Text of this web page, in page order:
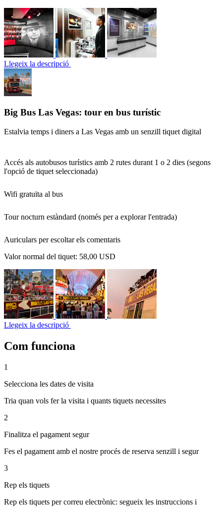
Llegeix la descripció
Big Bus Las Vegas: tour en bus turístic
Estalvia temps i diners a Las Vegas amb un senzill tiquet digital
Accés als autobusos turístics amb 2 rutes durant 1 o 2 dies (segons
l'opció de tiquet seleccionada)
Wifi gratuïta al bus
Tour nocturn estàndard (només per a explorar l'entrada)
Auriculars per escoltar els comentaris
Valor normal del tiquet: 58,00 USD
Llegeix la descripció
Com funciona
1
Selecciona les dates de visita
Tria quan vols fer la visita i quants tiquets necessites
2
Finalitza el pagament segur
Fes el pagament amb el nostre procés de reserva senzill i segur
3
Rep els tiquets
Rep els tiquets per correu electrònic: segueix les instruccions i